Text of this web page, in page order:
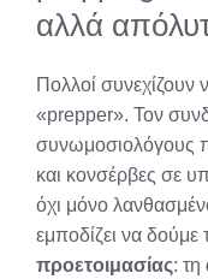
αλλά
Πολλοί συνεχίζουν
«prepper». Τον
συνωμοσιολόγους
και κονσέρβες σε
όχι μόνο
εμποδίζει να δούμε
προετοιμασίας: τη